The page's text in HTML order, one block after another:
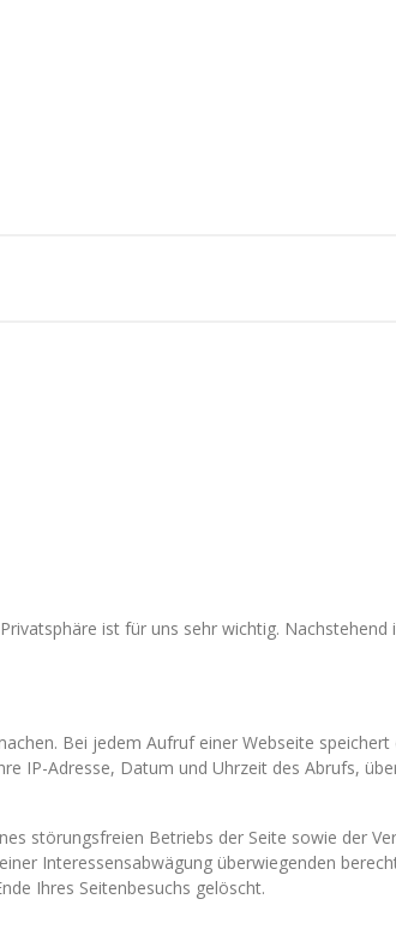
ist für uns sehr wichtig.
Bei jedem Aufruf einer Webseite
IP-Adresse, Datum und Uhrzeit des Abrufs,
störungsfreien Betriebs der Seite sowie der
Interessensabwägung überwiegenden
Ihres Seitenbesuchs gelöscht.